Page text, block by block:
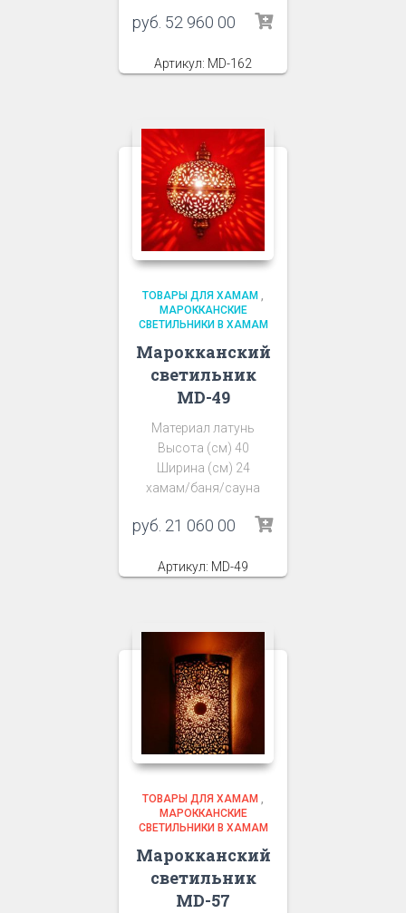
руб. 52 960 00
Артикул: MD-162
ТОВАРЫ ДЛЯ ХАМАМ ,
МАРОККАНСКИЕ
СВЕТИЛЬНИКИ В ХАМАМ
Марокканский
светильник
MD-49
Материал латунь
Высота (см) 40
Ширина (см) 24
хамам/баня/сауна
руб. 21 060 00
Артикул: MD-49
ТОВАРЫ ДЛЯ ХАМАМ ,
МАРОККАНСКИЕ
СВЕТИЛЬНИКИ В ХАМАМ
Марокканский
светильник
MD-57